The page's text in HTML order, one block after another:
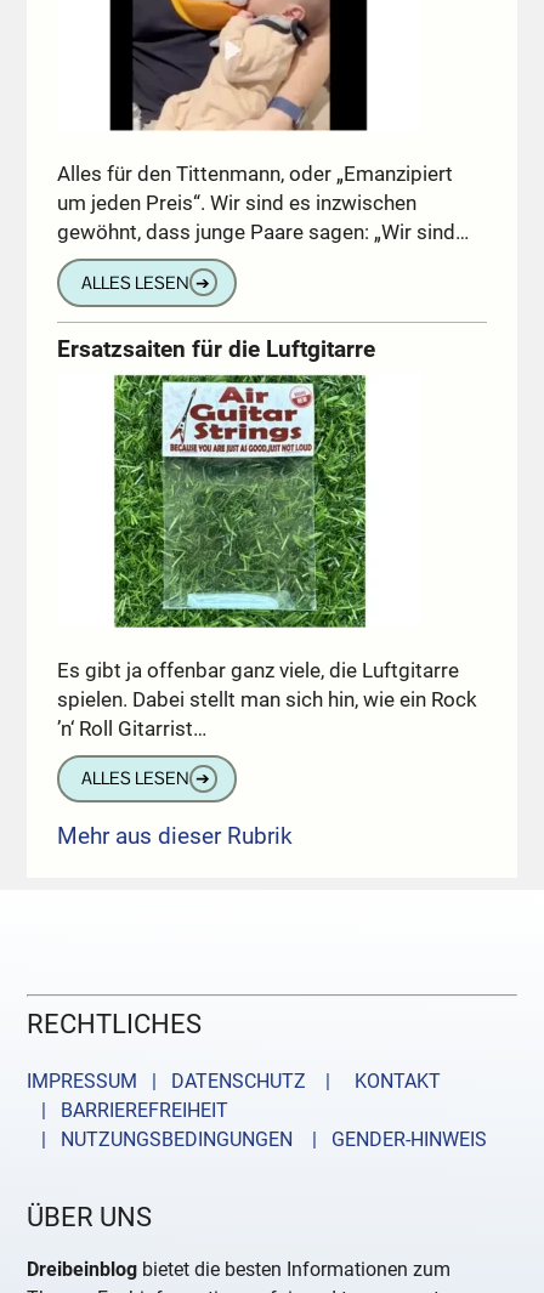
Alles für den Tittenmann, oder „Emanzipiert
um jeden Preis“. Wir sind es inzwischen
gewöhnt, dass junge Paare sagen: „Wir sind…
ALLES LESEN ➔
Ersatzsaiten für die Luftgitarre
Es gibt ja offenbar ganz viele, die Luftgitarre
spielen. Dabei stellt man sich hin, wie ein Rock
’n‘ Roll Gitarrist…
ALLES LESEN ➔
Mehr aus dieser Rubrik
RECHTLICHES
IMPRESSUM | DATENSCHUTZ |
KONTAKT
| BARRIEREFREIHEIT
| NUTZUNGSBEDINGUNGEN
| GENDER-HINWEIS
ÜBER UNS
Dreibeinblog bietet die besten Informationen zum